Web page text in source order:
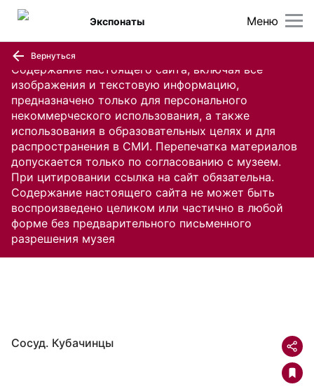
Содержание настоящего сайта, включая все
изображения и текстовую информацию,
предназначено только для персонального
некоммерческого использования, а также
использования в образовательных целях и для
распространения в СМИ. Перепечатка материалов
допускается только по согласованию с музеем.
При цитировании ссылка на сайт обязательна.
Содержание настоящего сайта не может быть
воспроизведено целиком или частично в любой
форме без предварительного письменного
разрешения музея
Меню
Экспонаты
Вернуться
Сосуд. Кубачинцы